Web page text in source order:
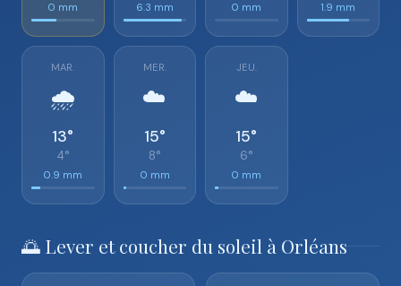
0 mm 6.3 mm 0 mm 1.9 mm
MAR.
🌧️
13°
4°
0.9 mm
MER.
☁️
15°
8°
0 mm
JEU.
☁️
15°
6°
0 mm
🌅 Lever et coucher du soleil à Orléans